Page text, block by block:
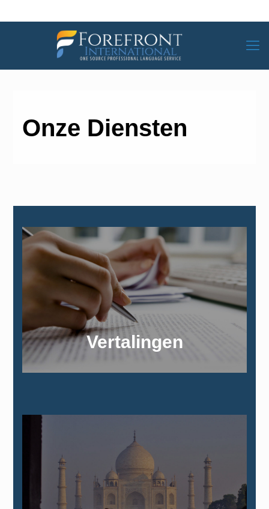
Onze Diensten
Vertalingen